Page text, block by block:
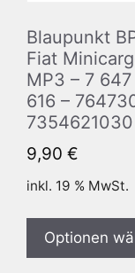
Blaupunkt
Fiat
MP3 – 7 647
616 –
7354621030
9,90 €
inkl. 19 % MwSt.
Optionen